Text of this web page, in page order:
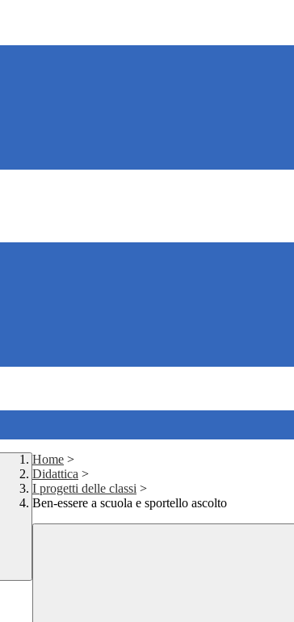
Home >
Didattica >
I progetti delle classi >
Ben-essere a scuola e sportello ascolto